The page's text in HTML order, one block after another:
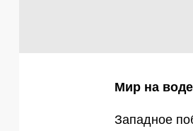
Мир на
Западное